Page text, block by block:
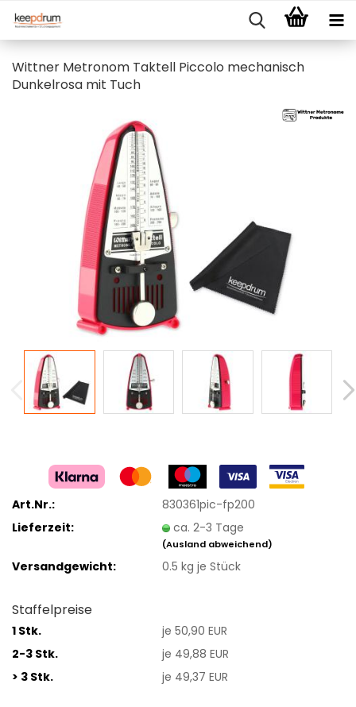
Wittner Metronom Taktell Piccolo mechanisch
Dunkelrosa mit Tuch
Art.Nr.:
830361pic-fp200
Lieferzeit:
ca. 2-3 Tage
(Ausland abweichend)
Versandgewicht: 0.5 kg je Stück
Staffelpreise
1 Stk.
je 50,90 EUR
2-3 Stk.
je 49,88 EUR
> 3 Stk.
je 49,37 EUR